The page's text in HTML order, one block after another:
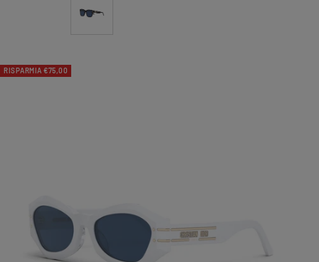
RISPARMIA €75,00